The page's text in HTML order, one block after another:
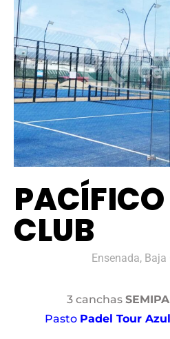
CLUB
Ensenada,
3 canchas
Pasto Padel Tour